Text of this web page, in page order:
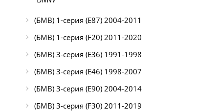
(БМВ) 1-серия (E87) 2004-2011
(БМВ) 1-серия (F20) 2011-2020
(БМВ) 3-серия (E36) 1991-1998
(БМВ) 3-серия (E46) 1998-2007
(БМВ) 3-серия (E90) 2004-2014
(БМВ) 3-серия (F30) 2011-2019